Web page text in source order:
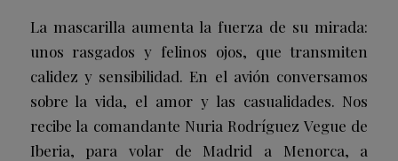
La mascarilla aumenta la fuerza de su mirada:
unos rasgados y felinos ojos, que transmiten
calidez y sensibilidad. En el avión conversamos
sobre la vida, el amor y las casualidades. Nos
recibe la comandante Nuria Rodríguez Vegue de
Iberia, para volar de Madrid a Menorca, a